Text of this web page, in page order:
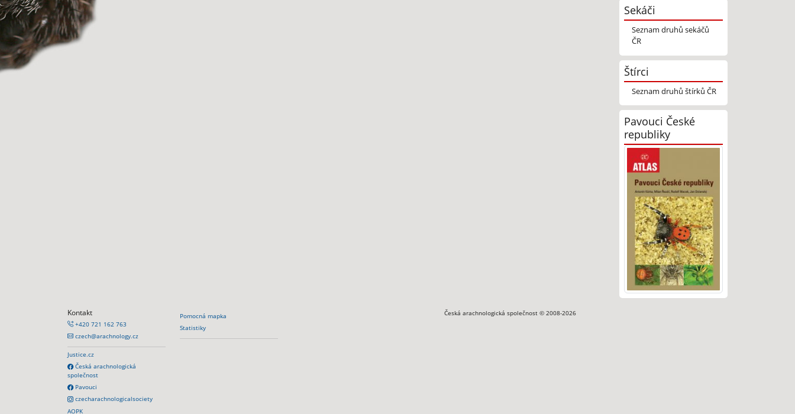
Sekáči
Seznam druhů sekáčů
ČR
Štírci
Seznam druhů štírků ČR
Pavouci České
republiky
Kontakt
+420 721 162 763
czech@arachnology.cz
Justice.cz
Česká arachnologická
společnost
Pavouci
czecharachnologicalsociety
AOPK
Pomocná mapka
Statistiky
Česká arachnologická společnost © 2008-2026